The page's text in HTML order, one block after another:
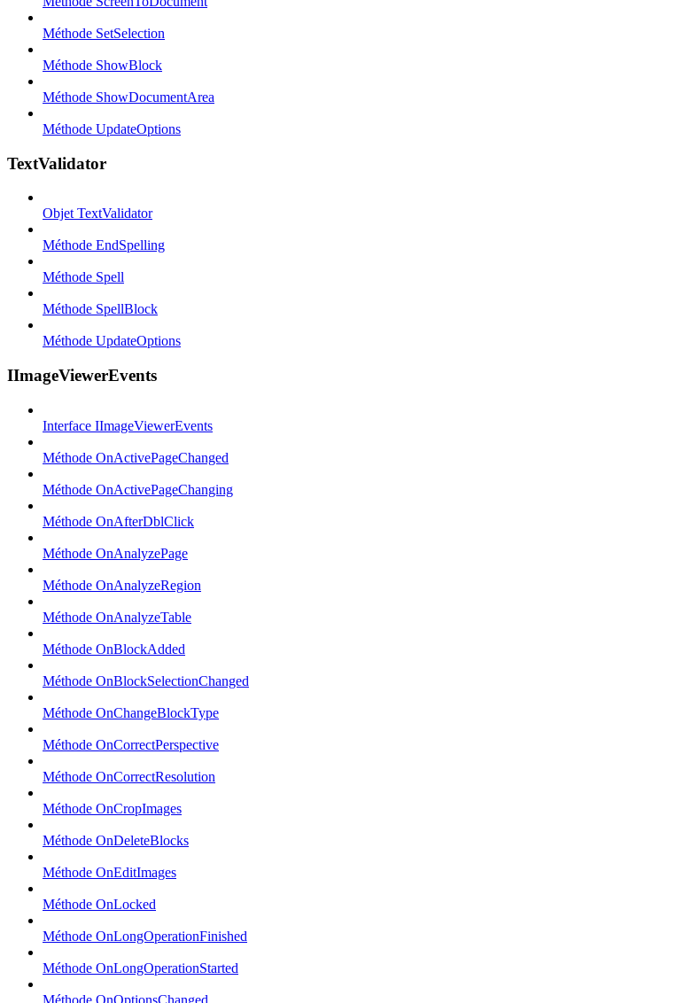
Méthode SetSelection
Méthode ShowBlock
Méthode ShowDocumentArea
Méthode UpdateOptions
TextValidator
Objet TextValidator
Méthode EndSpelling
Méthode Spell
Méthode SpellBlock
Méthode UpdateOptions
IImageViewerEvents
Interface IImageViewerEvents
Méthode OnActivePageChanged
Méthode OnActivePageChanging
Méthode OnAfterDblClick
Méthode OnAnalyzePage
Méthode OnAnalyzeRegion
Méthode OnAnalyzeTable
Méthode OnBlockAdded
Méthode OnBlockSelectionChanged
Méthode OnChangeBlockType
Méthode OnCorrectPerspective
Méthode OnCorrectResolution
Méthode OnCropImages
Méthode OnDeleteBlocks
Méthode OnEditImages
Méthode OnLocked
Méthode OnLongOperationFinished
Méthode OnLongOperationStarted
Méthode OnOptionsChanged